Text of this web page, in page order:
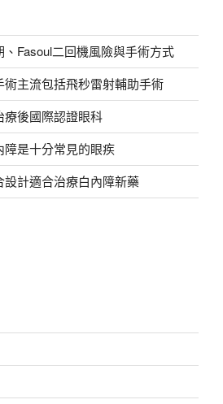
Fasoul二回機風險與手術方式
主流包括飛秒雷射輔助手術
後國際認證眼科
是十分常見的眼疾
計適合治療白內障新藥